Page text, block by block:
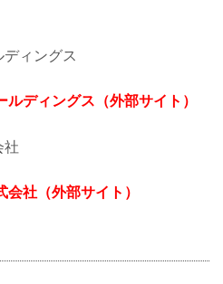
ィングス
ディングス（外部サイト）
社
社（外部サイト）